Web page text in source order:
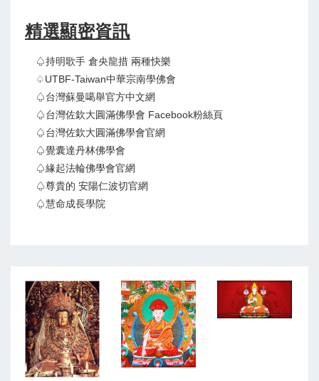
精選顯密資訊
♤持明歌手 倉央龍措 兩種快樂
♤UTBF-Taiwan中華宗南學佛會
♤台灣蘇曼噶舉官方中文網
♤台灣佐欽大圓滿佛學會 Facebook粉絲頁
♤台灣佐欽大圓滿佛學會官網
♤覺囊達丹林佛學會
♤緣起法輪佛學會官網
♤尊貴的 安陽仁波切官網
♤慧命成長學院